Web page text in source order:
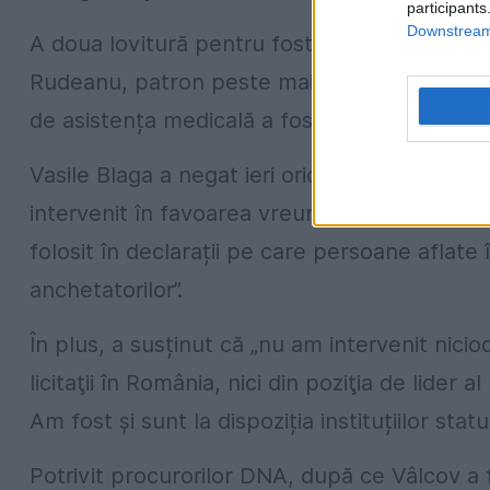
A doua lovitură pentru fostul lider al PDL a
Rudeanu, patron peste mai multe firme
de asistența medicală a fost reținut pentru
Vasile Blaga a negat ieri orice implicare în
intervenit în favoarea vreunei firme
folosit în declarații pe care persoane
anchetatorilor”.
În plus, a susținut că „nu am intervenit
licitaţii în România, nici din poziţia de lider
Am fost și sunt la dispoziția instituțiilor
Potrivit procurorilor DNA, după ce Vâlcov